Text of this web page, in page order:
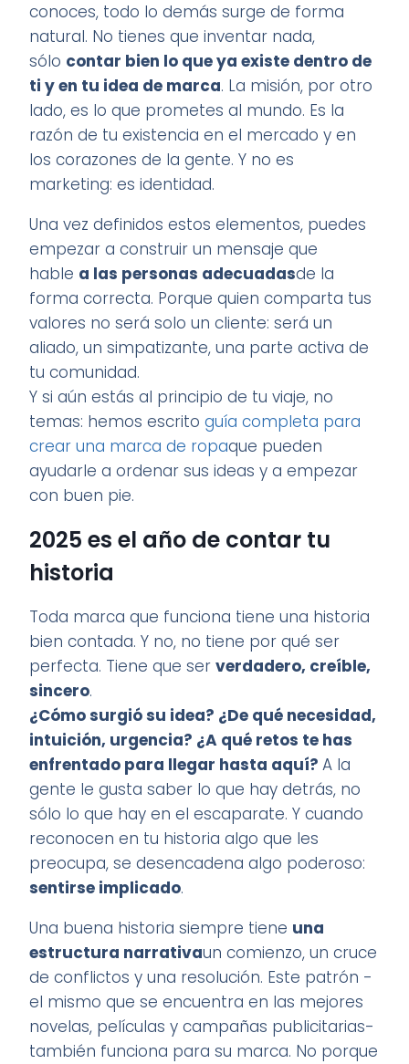
conoces, todo lo demás surge de forma
natural. No tienes que inventar nada,
sólo contar bien lo que ya existe dentro de
ti y en tu idea de marca. La misión, por otro
lado, es lo que prometes al mundo. Es la
razón de tu existencia en el mercado y en
los corazones de la gente. Y no es
marketing: es identidad.
Una vez definidos estos elementos, puedes
empezar a construir un mensaje que
hable a las personas adecuadasde la
forma correcta. Porque quien comparta tus
valores no será solo un cliente: será un
aliado, un simpatizante, una parte activa de
tu comunidad.
Y si aún estás al principio de tu viaje, no
temas: hemos escritoguía completa para
crear una marca de ropaque pueden
ayudarle a ordenar sus ideas y a empezar
con buen pie.
2025 es el año de contar tu
historia
Toda marca que funciona tiene una historia
bien contada. Y no, no tiene por qué ser
perfecta. Tiene que serverdadero, creíble,
sincero.
¿Cómo surgió su idea? ¿De qué necesidad,
intuición, urgencia? ¿A qué retos te has
enfrentado para llegar hasta aquí?A la
gente le gusta saber lo que hay detrás, no
sólo lo que hay en el escaparate. Y cuando
reconocen en tu historia algo que les
preocupa, se desencadena algo poderoso:
sentirse implicado.
Una buena historia siempre tiene una
estructura narrativaun comienzo, un cruce
de conflictos y una resolución. Este patrón -
el mismo que se encuentra en las mejores
novelas, películas y campañas publicitarias-
también funciona para su marca. No porque